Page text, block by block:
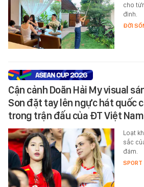
cho
đình.
ĐỜI
Cận cảnh Doãn Hải My visual
Son đặt tay lên ngực hát quốc
trong trận đấu của ĐT Việt Nam
Loạt
sắc
đám.
SPORT